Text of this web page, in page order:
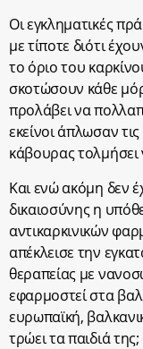
Οι εγκληματικές
με τίποτε διότι
το όριο του
σκοτώσουν κάθε
προλάβει να
εκείνοι άπλωσαν
κάβουρας
Και ενώ ακόμη δεν
δικαιοσύνης η
αντικαρκινικών
απέκλεισε την
θεραπείας με
εφαρμοστεί στα
ευρωπαϊκή,
τρώει τα παιδιά της;